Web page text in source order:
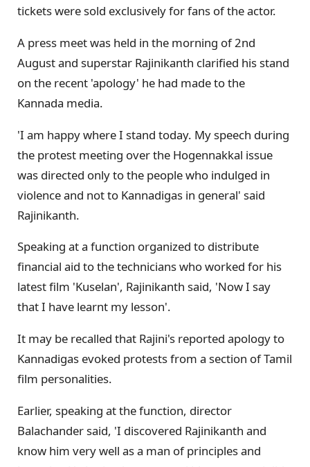
tickets were sold exclusively for fans of the actor.
A press meet was held in the morning of 2nd
August and superstar Rajinikanth clarified his stand
on the recent 'apology' he had made to the
Kannada media.
'I am happy where I stand today. My speech during
the protest meeting over the Hogennakkal issue
was directed only to the people who indulged in
violence and not to Kannadigas in general' said
Rajinikanth.
Speaking at a function organized to distribute
financial aid to the technicians who worked for his
latest film 'Kuselan', Rajinikanth said, 'Now I say
that I have learnt my lesson'.
It may be recalled that Rajini's reported apology to
Kannadigas evoked protests from a section of Tamil
film personalities.
Earlier, speaking at the function, director
Balachander said, 'I discovered Rajinikanth and
know him very well as a man of principles and